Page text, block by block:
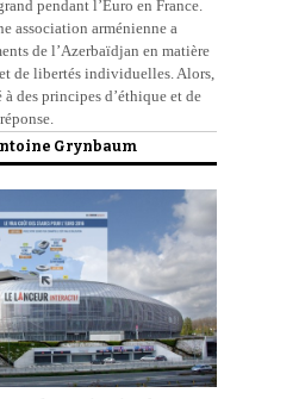
pendant l’Euro en France.
association arménienne a
de l’Azerbaïdjan en matière
de libertés individuelles. Alors,
à des principes d’éthique et de
Grynbaum